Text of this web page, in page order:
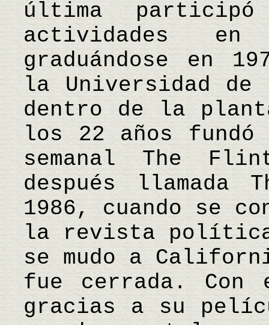
última
actividades
graduándose en
la Universidad de
dentro de la
los 22 años
semanal The
después llamada
1986, cuando se
la revista
se mudo a
fue cerrada.
gracias a su